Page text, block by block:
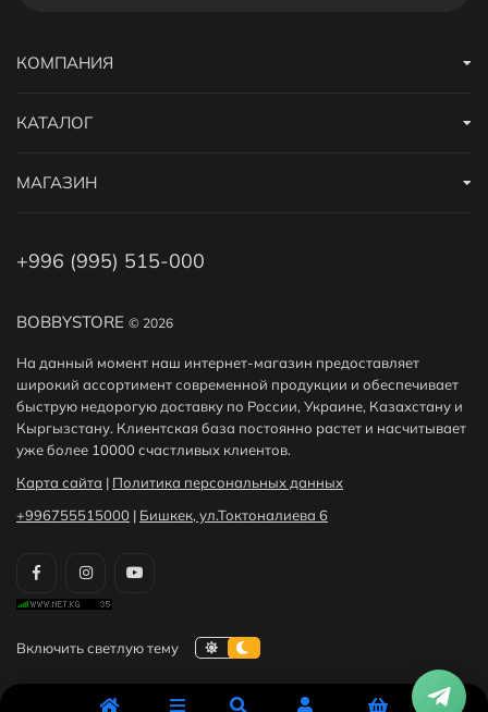
BOBBYSTORE © 2026
На данный момент наш интернет-магазин предоставляет
широкий ассортимент современной продукции и обеспечивает
быструю недорогую доставку по России, Украине, Казахстану и
Кыргызстану. Клиентская база постоянно растет и насчитывает
уже более 10000 счастливых клиентов.
Карта сайта | Политика персональных данных
+996755515000 | Бишкек, ул.Токтоналиева 6
КОМПАНИЯ
КАТАЛОГ
МАГАЗИН
+996 (995) 515-000